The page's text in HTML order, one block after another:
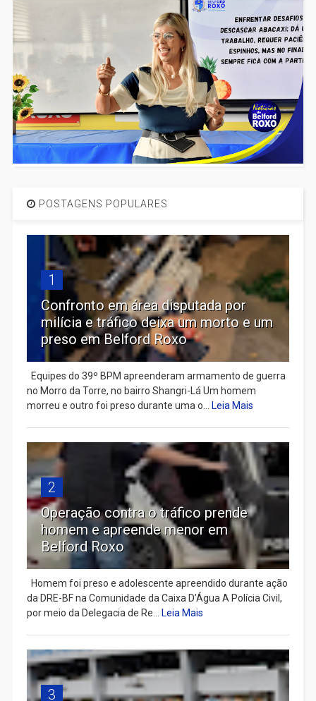
POSTAGENS POPULARES
1
Confronto em área disputada por
milícia e tráfico deixa um morto e um
preso em Belford Roxo
Equipes do 39º BPM apreenderam armamento de guerra
no Morro da Torre, no bairro Shangri-Lá Um homem
morreu e outro foi preso durante uma o... Leia Mais
2
Operação contra o tráfico prende
homem e apreende menor em
Belford Roxo
Homem foi preso e adolescente apreendido durante ação
da DRE-BF na Comunidade da Caixa D’Água A Polícia Civil,
por meio da Delegacia de Re... Leia Mais
3